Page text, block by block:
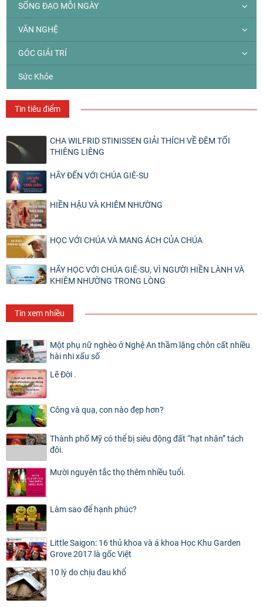
SỐNG ĐẠO MỖI NGÀY
VĂN NGHỆ
GÓC GIẢI TRÍ
Sức Khỏe
Tin tiêu điểm
CHA WILFRID STINISSEN GIẢI THÍCH VỀ ĐÊM TỐI
THIÊNG LIÊNG
HÃY ĐẾN VỚI CHÚA GIÊ-SU
HIỀN HẬU VÀ KHIÊM NHƯỜNG
HỌC VỚI CHÚA VÀ MANG ÁCH CỦA CHÚA
HÃY HỌC VỚI CHÚA GIÊ-SU, VÌ NGƯỜI HIỀN LÀNH VÀ
KHIÊM NHƯỜNG TRONG LÒNG
Tin xem nhiều
Một phụ nữ nghèo ở Nghệ An thầm lặng chôn cất nhiều
hài nhi xấu số
Lẽ Đời .
Công và quạ, con nào đẹp hơn?
Thành phố Mỹ có thể bị siêu động đất “hạt nhân” tách
đôi.
Mười nguyên tắc thọ thêm nhiều tuổi.
Làm sao để hạnh phúc?
Little Saigon: 16 thủ khoa và á khoa Học Khu Garden
Grove 2017 là gốc Việt
10 lý do chịu đau khổ